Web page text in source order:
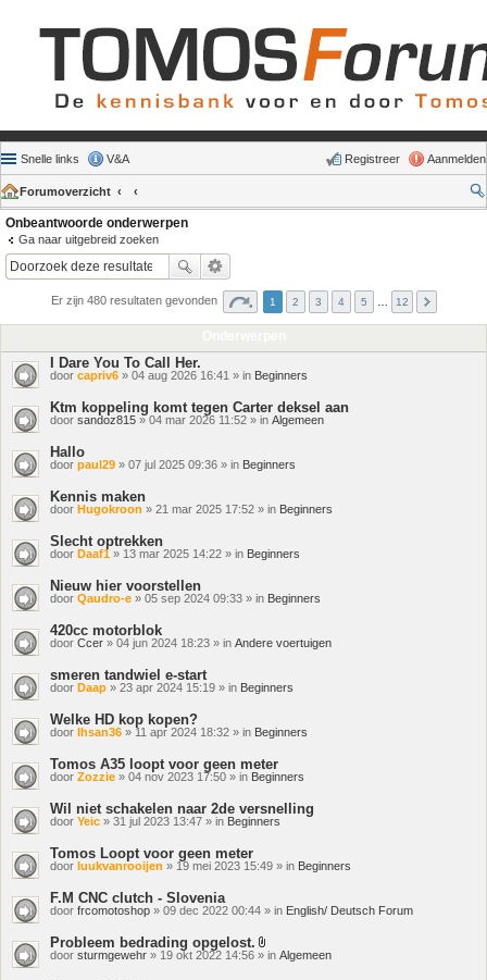
Snelle links V&A Aanmelden
Registreer
Forumoverzicht
Onbeantwoorde onderwerpen
Ga naar uitgebreid zoeken
Er zijn 480 resultaten gevonden 1 2 3 4 5 12
I Dare You To Call Her.
door capriv6 » 04 aug 2026 16:41 » in Beginners
Ktm koppeling komt tegen Carter deksel aan
door sandoz815 » 04 mar 2026 11:52 » in Algemeen
Hallo
door paul29 » 07 jul 2025 09:36 » in Beginners
Kennis maken
door Hugokroon » 21 mar 2025 17:52 » in Beginners
Slecht optrekken
door Daaf1 » 13 mar 2025 14:22 » in Beginners
Nieuw hier voorstellen
door Qaudro-e » 05 sep 2024 09:33 » in Beginners
420cc motorblok
door Ccer » 04 jun 2024 18:23 » in Andere voertuigen
smeren tandwiel e-start
door Daap » 23 apr 2024 15:19 » in Beginners
Welke HD kop kopen?
door Ihsan36 » 11 apr 2024 18:32 » in Beginners
Tomos A35 loopt voor geen meter
door Zozzie » 04 nov 2023 17:50 » in Beginners
Wil niet schakelen naar 2de versnelling
door Yeic » 31 jul 2023 13:47 » in Beginners
Tomos Loopt voor geen meter
door luukvanrooijen » 19 mei 2023 15:49 » in Beginners
F.M CNC clutch - Slovenia
door frcomotoshop » 09 dec 2022 00:44 » in English/ Deutsch Forum
Probleem bedrading opgelost.
Bijlage(n)
door sturmgewehr » 19 okt 2022 14:56 » in Algemeen